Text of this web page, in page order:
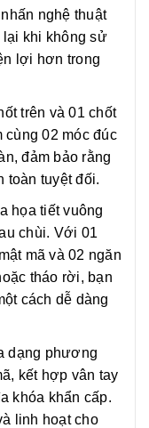
nghệ thuật
lại khi không sử
lợi hơn trong
trên và 01 chốt
02 móc đúc
đảm bảo rằng
toàn tuyệt đối.
họa tiết vuông
chùi. Với 01
mã và 02 ngăn
tháo rời, bạn
cách dễ dàng
dạng phương
kết hợp vân tay
khóa khẩn cấp.
linh hoạt cho